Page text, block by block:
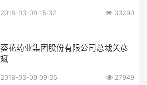
2018-03-08 15:32 33290
葵花药业集团股份有限公司总裁关彦
斌
2018-03-09 09:35 27949